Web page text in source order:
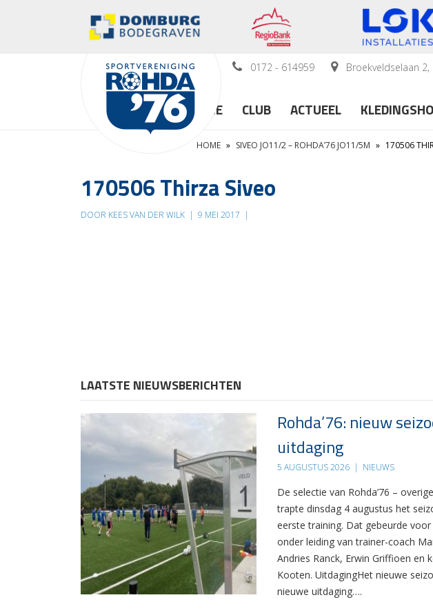
0172 - 614959 Broekveldselaan 2,
HOME CLUB ACTUEEL
HOME » SIVEO JO11/2 – ROHDA’76 JO11/5M » 170506
170506 Thirza Siveo
DOOR KEES VAN DER WILK | 9 MEI 2017 |
LAATSTE NIEUWSBERICHTEN
Rohda’76: nieuw
uitdaging
5 AUGUSTUS 2026 | NIEUWS
De selectie van Rohda’76 –
trapte dinsdag 4 augustus het
eerste training. Dat gebeurde
onder leiding van trainer-coach
Andries Ranck, Erwin Griffioen en
Kooten. UitdagingHet nieuwe
nieuwe uitdaging….